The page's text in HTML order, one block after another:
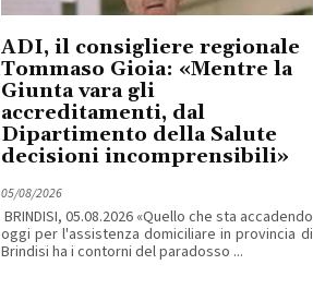
ADI, il consigliere regionale
Tommaso Gioia: «Mentre la
Giunta vara gli
accreditamenti, dal
Dipartimento della Salute
decisioni incomprensibili»
05/08/2026
BRINDISI, 05.08.2026 «Quello che sta accadendo
oggi per l'assistenza domiciliare in provincia di
Brindisi ha i contorni del paradosso ...